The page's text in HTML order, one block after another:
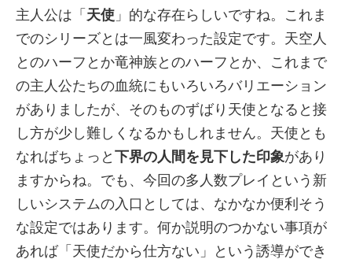
主人公は「 天使 」的な存在らしいですね。これま
でのシリーズとは一風変わった設定です。天空人
とのハーフとか竜神族とのハーフとか、これまで
の主人公たちの血統にもいろいろバリエーション
がありましたが、そのものずばり天使となると接
し方が少し難しくなるかもしれません。天使とも
なればちょっと 下界の人間を見下した印象があり
ますからね。でも、今回の多人数プレイという新
しいシステムの入口としては、なかなか便利そう
な設定ではあります。何か説明のつかない事項が
あれば「天使だから仕方ない」という誘導ができ